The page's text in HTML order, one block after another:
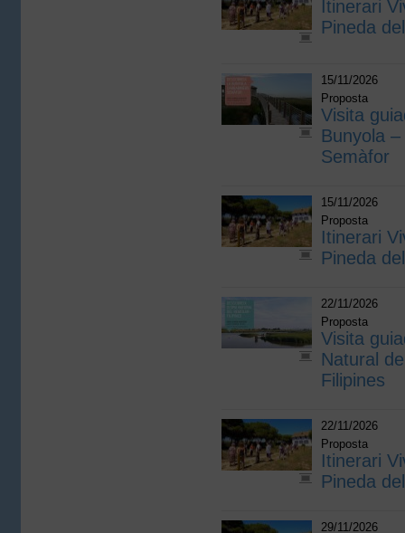
Itinerari
Pineda
15/11/2026
Proposta
Visita
Bunyola
Semàfor
15/11/2026
Proposta
Itinerari
Pineda
22/11/2026
Proposta
Visita
Natural
Filipines
22/11/2026
Proposta
Itinerari
Pineda
29/11/2026